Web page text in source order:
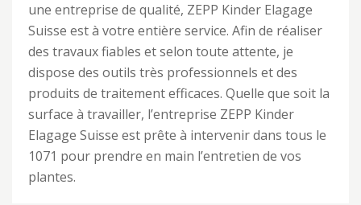
une entreprise de qualité, ZEPP Kinder Elagage
Suisse est à votre entière service. Afin de réaliser
des travaux fiables et selon toute attente, je
dispose des outils très professionnels et des
produits de traitement efficaces. Quelle que soit la
surface à travailler, l’entreprise ZEPP Kinder
Elagage Suisse est prête à intervenir dans tous le
1071 pour prendre en main l’entretien de vos
plantes.